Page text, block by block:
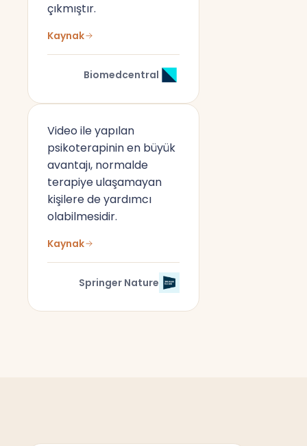
çıkmıştır.
Kaynak
Biomedcentral
Video ile yapılan
psikoterapinin en büyük
avantajı, normalde
terapiye ulaşamayan
kişilere de yardımcı
olabilmesidir.
Kaynak
Springer Nature